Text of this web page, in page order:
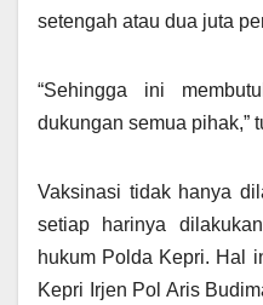
setengah atau dua juta
“Sehingga ini
dukungan semua pihak,”
Vaksinasi tidak hanya
setiap harinya
hukum Polda Kepri. Hal
Kepri Irjen Pol Aris